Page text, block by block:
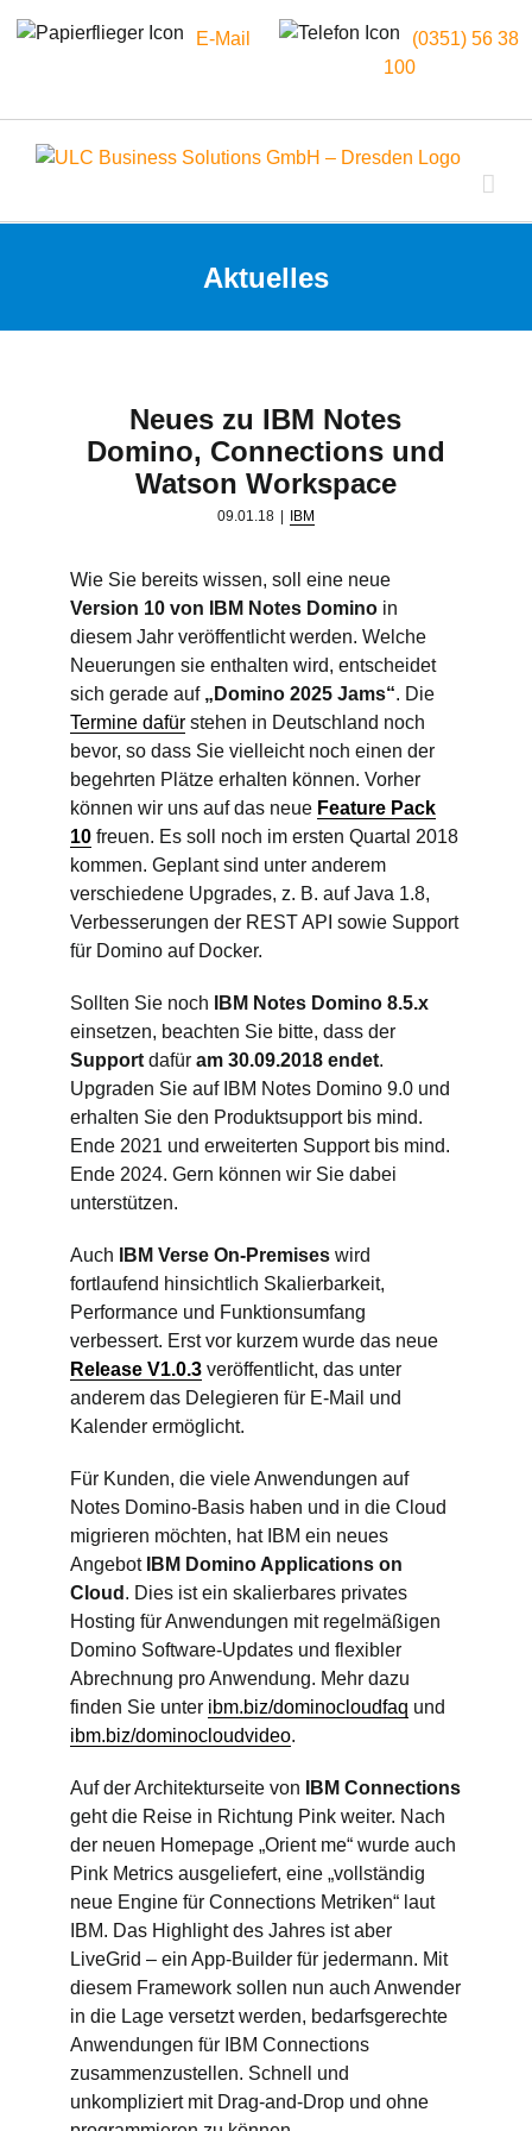
E-Mail
(0351) 56 38
100
Inhalt
Aktuelles
Neues zu IBM Notes
Domino, Connections und
Watson Workspace
09.01.18 IBM
Wie Sie bereits wissen, soll eine neue
Version 10 von IBM Notes Domino in
diesem Jahr veröffentlicht werden. Welche
Neuerungen sie enthalten wird, entscheidet
sich gerade auf „Domino 2025 Jams“. Die
Termine dafür stehen in Deutschland noch
bevor, so dass Sie vielleicht noch einen der
begehrten Plätze erhalten können. Vorher
können wir uns auf das neue Feature Pack
10 freuen. Es soll noch im ersten Quartal 2018
kommen. Geplant sind unter anderem
verschiedene Upgrades, z. B. auf Java 1.8,
Verbesserungen der REST API sowie Support
für Domino auf Docker.
Sollten Sie noch
IBM Notes Domino 8.5.x
einsetzen, beachten Sie bitte, dass der
Support dafüram 30.09.2018 endet.
Upgraden Sie auf IBM Notes Domino 9.0 und
erhalten Sie den Produktsupport bis mind.
Ende 2021 und erweiterten Support bis mind.
Ende 2024. Gern können wir Sie dabei
unterstützen.
Auch IBM Verse On-Premises wird
fortlaufend hinsichtlich Skalierbarkeit,
Performance und Funktionsumfang
verbessert. Erst vor kurzem wurde das neue
Release V1.0.3 veröffentlicht, das unter
anderem das Delegieren für E-Mail und
Kalender ermöglicht.
Für Kunden, die viele Anwendungen auf
Notes Domino-Basis haben und in die Cloud
migrieren möchten, hat IBM ein neues
Angebot IBM Domino Applications on
Cloud . Dies ist ein skalierbares privates
Hosting für Anwendungen mit regelmäßigen
Domino Software-Updates und flexibler
Abrechnung pro Anwendung. Mehr dazu
finden Sie unter ibm.biz/dominocloudfaq und
ibm.biz/dominocloudvideo.
Auf der Architekturseite von
IBM Connections
geht die Reise in Richtung Pink weiter. Nach
der neuen Homepage „Orient me“ wurde auch
Pink Metrics ausgeliefert, eine „vollständig
neue Engine für Connections Metriken“ laut
IBM. Das Highlight des Jahres ist aber
LiveGrid – ein App-Builder für jedermann. Mit
diesem Framework sollen nun auch Anwender
in die Lage versetzt werden, bedarfsgerechte
Anwendungen für IBM Connections
zusammenzustellen. Schnell und
unkompliziert mit Drag-and-Drop und ohne